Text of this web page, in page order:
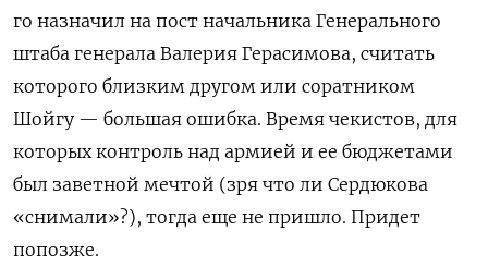
го назначил на пост начальника Генерального
штаба генерала Валерия Герасимова, считать
которого близким другом или соратником
Шойгу — большая ошибка. Время чекистов, для
которых контроль над армией и ее бюджетами
был заветной мечтой (зря что ли Сердюкова
«снимали»?), тогда еще не пришло. Придет
попозже.